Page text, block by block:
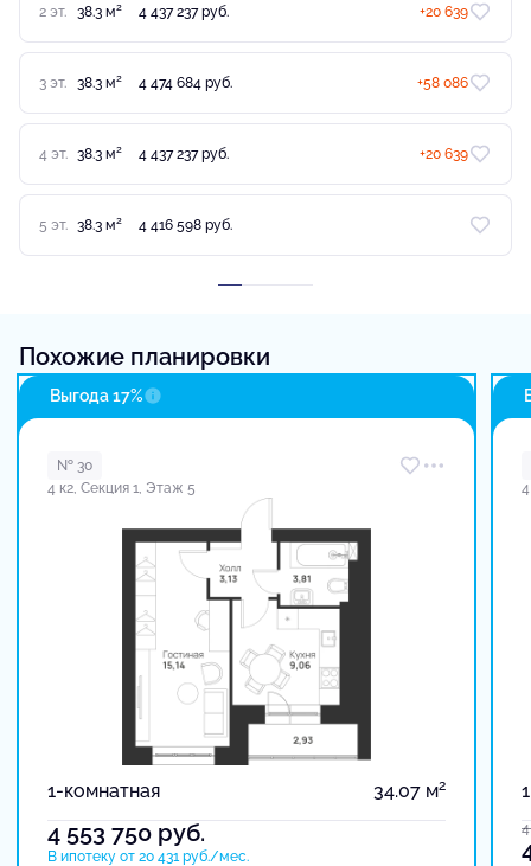
2 эт. 38.3 м2 4 437 237 руб. +20 639
3 эт. 38.3 м2 4 474 684 руб. +58 086
4 эт. 38.3 м2 4 437 237 руб. +20 639
5 эт. 38.3 м2 4 416 598 руб.
Похожие планировки
Выгода 17%
№ 30
4 к2, Секция 1, Этаж 5
1-комнатная 34.07 м2
4 553 750 руб.
В ипотеку от 20 431 руб./мес.